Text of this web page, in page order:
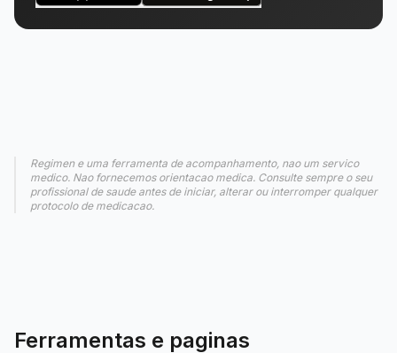
Regimen e uma ferramenta de acompanhamento, nao um servico
medico. Nao fornecemos orientacao medica. Consulte sempre o seu
profissional de saude antes de iniciar, alterar ou interromper qualquer
protocolo de medicacao.
Ferramentas e paginas